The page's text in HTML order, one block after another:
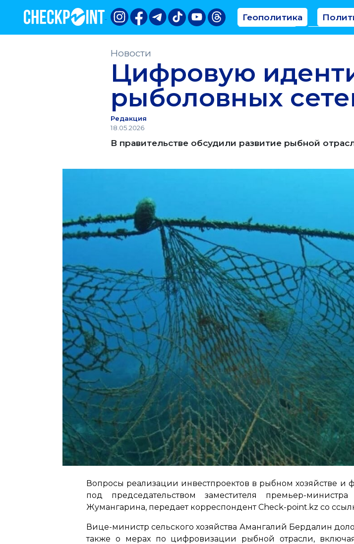
Геополитика
Аналитика
Новости
Цифровую
рыболовных
Редакция
18.05.2026
В правительстве обсудили развитие рыбной
Вопросы реализации инвестпроектов в рыбном хозяйстве
под председательством заместителя премьер-
Жумангарина, передает корреспондент Check-point.kz со
Вице-министр сельского хозяйства Амангалий Бердалин
также о мерах по цифровизации рыбной отрасли,